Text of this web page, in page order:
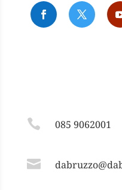
 085 9062001
